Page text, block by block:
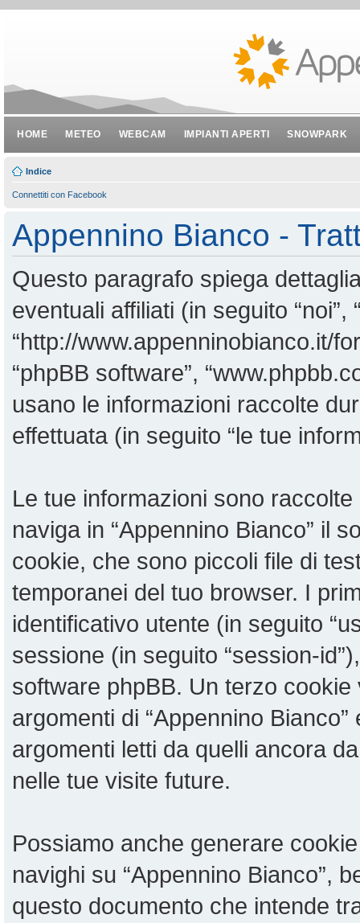
HOME METEO WEBCAM IMPIANTI APERTI SNOWPARK
Indice
Connettiti con Facebook
Appennino Bianco -
Questo paragrafo spiega
eventuali affiliati (in seguito “noi”,
“http://www.appenninobianco.it/
“phpBB software”,
usano le informazioni raccolte
effettuata (in seguito “le tue
Le tue informazioni sono
naviga in “Appennino Bianco” il
cookie, che sono piccoli file di
temporanei del tuo browser. I
identificativo utente (in seguito
sessione (in seguito “session-
software phpBB. Un terzo
argomenti di “Appennino
argomenti letti da quelli ancora
nelle tue visite future.
Possiamo anche generare
navighi su “Appennino Bianco”,
questo documento che intende